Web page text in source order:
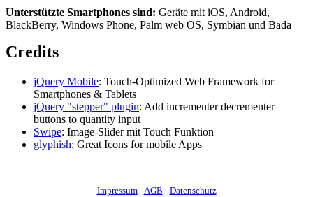
Unterstützte Smartphones sind: Geräte mit iOS, Android,
BlackBerry, Windows Phone, Palm web OS, Symbian und Bada
Credits
jQuery Mobile: Touch-Optimized Web Framework for
Smartphones & Tablets
jQuery "stepper" plugin: Add incrementer decrementer
buttons to quantity input
Swipe: Image-Slider mit Touch Funktion
glyphish: Great Icons for mobile Apps
Impressum- AGB - Datenschutz